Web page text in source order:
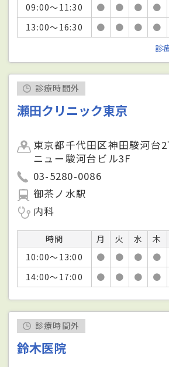
09:00～11:30
● ● ● ●
13:00～16:30
● ● ● ●
診
診療時間外
瀬田クリニック東京
東京都千代田区神田駿河台
ニュー駿河台ビル3F
03-5280-0086
御茶ノ水駅
内科
時間 月 火 水 木
10:00～13:00
● ● ● ●
14:00～17:00
● ● ● ●
診療時間外
鈴木医院